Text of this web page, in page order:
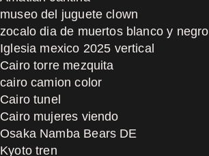
museo del juguete clown
zocalo dia de muertos blanco y negro
Iglesia mexico 2025 vertical
Cairo torre mezquita
cairo camion color
Cairo tunel
Cairo mujeres viendo
Osaka Namba Bears DE
Kyoto tren